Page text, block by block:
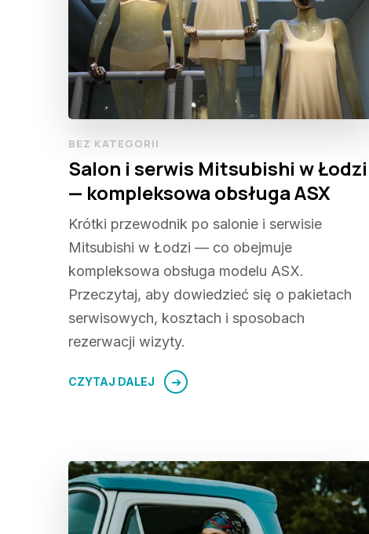
BEZ KATEGORII
Salon i serwis Mitsubishi w Łodzi
— kompleksowa obsługa ASX
Krótki przewodnik po salonie i serwisie
Mitsubishi w Łodzi — co obejmuje
kompleksowa obsługa modelu ASX.
Przeczytaj, aby dowiedzieć się o pakietach
serwisowych, kosztach i sposobach
rezerwacji wizyty.
CZYTAJ DALEJ